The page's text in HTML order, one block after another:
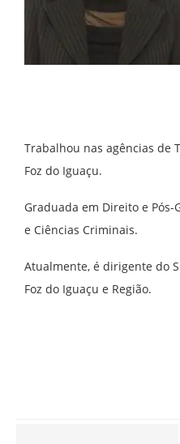
Trabalhou nas agências de
Foz do Iguaçu.
Graduada em Direito e
e Ciências Criminais.
Atualmente, é dirigente do
Foz do Iguaçu e Região.